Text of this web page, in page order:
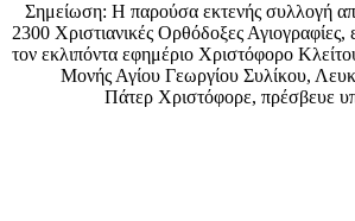
Σημείωση: Η παρούσα εκτενής συλλογή
2300 Χριστιανικές Ορθόδοξες
τον εκλιπόντα εφημέριο Χριστόφορο
Μονής Αγίου Γεωργίου Συλίκου,
Πάτερ Χριστόφορε, πρέσβευε